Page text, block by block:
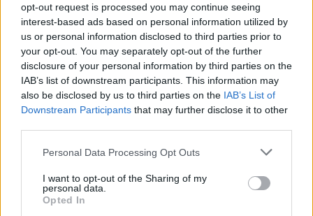
opt-out request is processed you may continue seeing
interest-based ads based on personal information utilized by
us or personal information disclosed to third parties prior to
your opt-out. You may separately opt-out of the further
disclosure of your personal information by third parties on the
IAB’s list of downstream participants. This information may
also be disclosed by us to third parties on the IAB’s List of
Downstream Participants that may further disclose it to other
Please note that this website/app uses one or more Google
not limited to your visit or usage behaviour. You may click to
grant or deny consent to Google and its third-party tags to
use your data for below specified purposes in below Google
Personal Data Processing Opt Outs
I want to opt-out of the Sharing of my
personal data.
Opted In
Ο αφθώδης πυρετόςδεν μεταδίδεται στον
άνθρωποκαιδεν αποτελεί απειλή για τη δημόσια
υγεία. Ωστόσο, θεωρείται ως ένα από τα πιο
επικίνδυνα νοσήματα τωνπαραγωγικών ζώων
παγκοσμίως. Τελευταία φορά που εμφανίστηκε
στην Ελλάδα ήταν το 2000-2001».
Η Γενική Διεύθυνση Κτηνιατρικής τονίζει ότι
τοπικές κτηνιατρικές και άλλες υπηρεσίεςκαι θα
εκδώσει άμεσα λεπτομερείς συμπληρωματικές